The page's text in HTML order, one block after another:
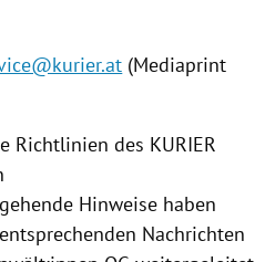
(Mediaprint
Richtlinien des KURIER
Hinweise haben
Nachrichten